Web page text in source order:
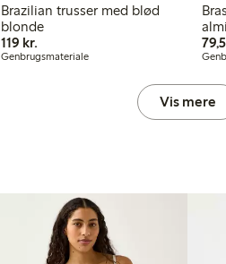
Brazilian trusser med blød
blonde
119 kr.
Genbrugsmateriale
Vis mere